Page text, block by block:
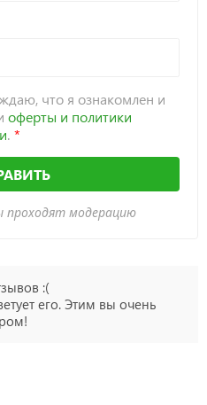
что я ознакомлен и
оферты и политики
.
проходят модерацию
:(
его. Этим вы очень